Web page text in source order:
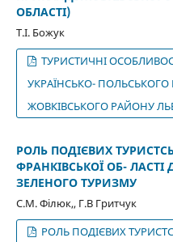
ОБЛАСТІ)
Т.І. Божук
ТУРИСТИЧНІ
УКРАЇНСЬКО-
ЖОВКІВСЬКОГО РАЙОНУ
РОЛЬ ПОДІЄВИХ
ФРАНКІВСЬКОЇ ОБ- ЛАСТІ
ЗЕЛЕНОГО ТУРИЗМУ
С.М. Філюк,, Г.В Гритчук
РОЛЬ ПОДІЄВИХ